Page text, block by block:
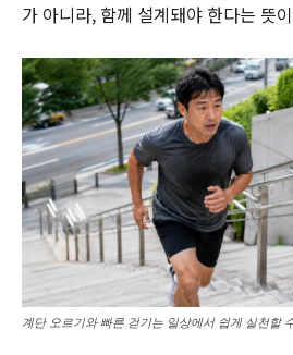
가 아니라, 함께 설계돼야 한다는 뜻
계단 오르기와 빠른 걷기는 일상에서 쉽게 실천할